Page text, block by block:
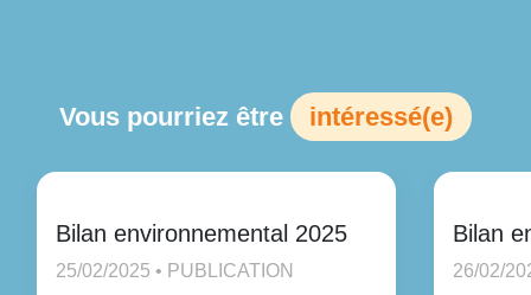
Vous pourriez être intéressé(e)
Bilan environnemental 2025
25/02/2025 • PUBLICATION
Bilan
26/02/